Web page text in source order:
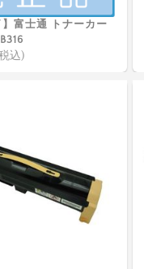
】富士通 トナーカー
込)